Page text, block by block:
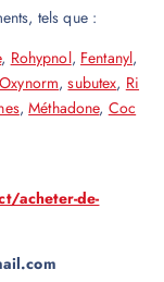
tels que :
, Rohypnol, Fentanyl,
Oxynorm,subutex, Ri
,Méthadone, Coc
acheter-de-